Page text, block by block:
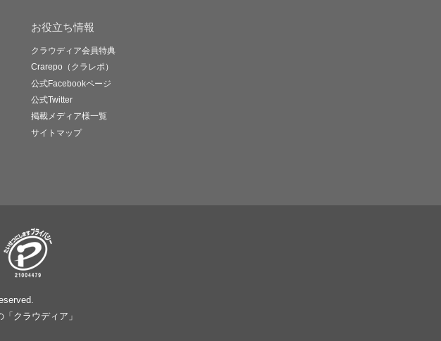
お役立ち情報
クラウディア会員特典
Crarepo（クラレポ）
公式Facebookページ
公式Twitter
掲載メディア様一覧
サイトマップ
クラウディア」